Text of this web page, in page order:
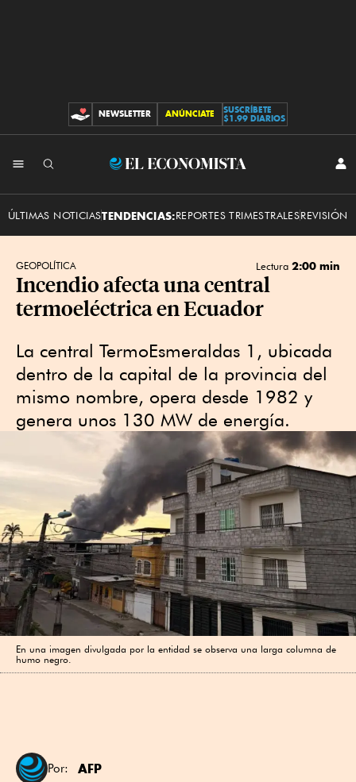
CONTRIBUCIONES
NEWSLETTER ANÚNCIATE
SUSCRÍBETE
$1.99 DIARIOS
El
ÚLTIMAS NOTICIASTENDENCIAS:REPORTES TRIMESTRALESREVISIÓN
GEOPOLÍTICA Lectura 2:00 min
Incendio afecta una central
termoeléctrica en Ecuador
La central TermoEsmeraldas 1, ubicada
dentro de la capital de la provincia del
mismo nombre, opera desde 1982 y
genera unos 130 MW de energía.
En una imagen divulgada por la entidad se observa una larga columna de
humo negro.
Por: AFP